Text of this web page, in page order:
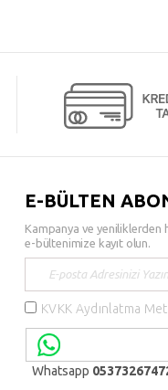
E-BÜLTEN
Kampanya ve yeniliklerden
e-bültenimize kayıt olun.
KVKK Aydınlatma
Whatsapp